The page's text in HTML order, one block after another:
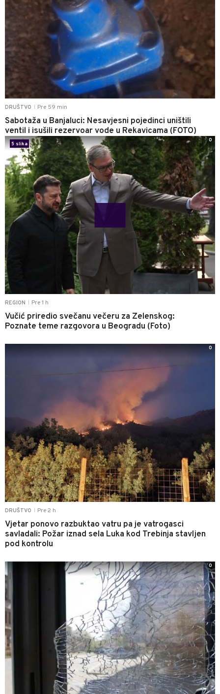
DRUŠTVO Pre 59 min
Sabotaža u Banjaluci: Nesavjesni pojedinci uništili
ventil i isušili rezervoar vode u Rekavicama (FOTO)
REGION Pre 1 h
Vučić priredio svečanu večeru za Zelenskog:
Poznate teme razgovora u Beogradu (Foto)
5 slika
0
DRUŠTVO Pre 2 h
Vjetar ponovo razbuktao vatru pa je vatrogasci
savladali: Požar iznad sela Luka kod Trebinja stavljen
pod kontrolu
0
0